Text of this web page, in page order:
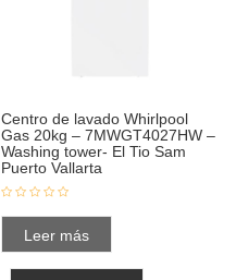
Centro de lavado Whirlpool
Gas 20kg – 7MWGT4027HW –
Washing tower- El Tio Sam
Puerto Vallarta
Leer más